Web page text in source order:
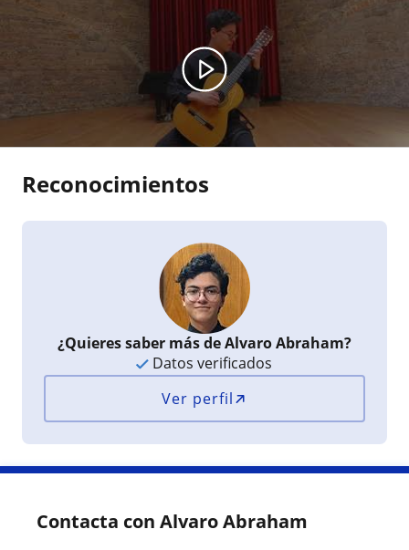
Reconocimientos
¿Quieres saber más de Alvaro Abraham?
Datos verificados
Ver perfil
Contacta con Alvaro Abraham